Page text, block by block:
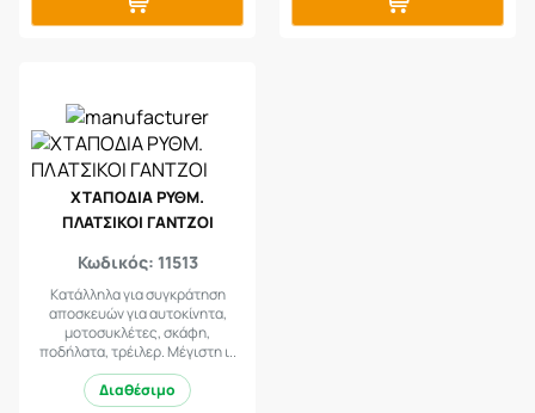
ΧΤΑΠΟΔΙΑ ΡΥΘΜ.
ΠΛΑΤΣΙΚΟΙ ΓΑΝΤΖΟΙ
Κωδικός: 11513
Κατάλληλα για συγκράτηση
αποσκευών για αυτοκίνητα,
μοτοσυκλέτες, σκάφη,
ποδήλατα, τρέιλερ. Μέγιστη ι..
Διαθέσιμο